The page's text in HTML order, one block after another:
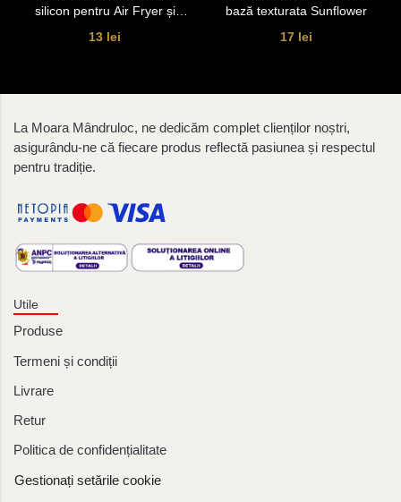
silicon pentru Air Fryer și
cuptor
13 lei
bază texturata Sunflower
17 lei
La Moara Mândruloc, ne dedicăm complet clienților noștri,
asigurându-ne că fiecare produs reflectă pasiunea și respectul
pentru tradiție.
Utile
Produse
Termeni și condiții
Livrare
Retur
Politica de confidențialitate
Gestionați setările cookie